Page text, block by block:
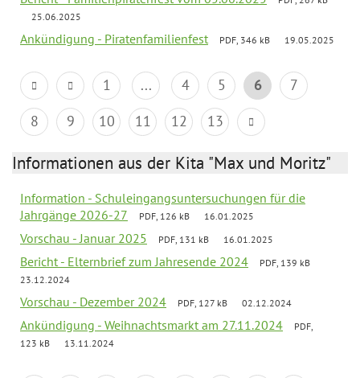
25.06.2025
Ankündigung - Piratenfamilienfest PDF, 346 kB 19.05.2025
1 ... 4 5 6
7
8
9 10 11 12 13
Informationen aus der Kita "Max und Moritz"
Information - Schuleingangsuntersuchungen für die
Jahrgänge 2026-27
PDF, 126 kB 16.01.2025
Vorschau - Januar 2025 PDF, 131 kB 16.01.2025
Bericht - Elternbrief zum Jahresende 2024
PDF, 139 kB
23.12.2024
Vorschau - Dezember 2024 PDF, 127 kB 02.12.2024
Ankündigung - Weihnachtsmarkt am 27.11.2024
PDF,
123 kB
13.11.2024